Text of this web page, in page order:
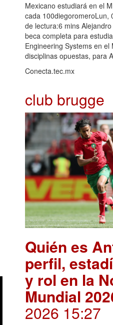
Mexicano estudiará en el
cada 100diegoromeroLun,
de lectura:6 mins
beca completa para
Engineering Systems en
disciplinas opuestas, para
Conecta.tec.mx
club brugge
Quién es
perfil,
y rol en la
Mundial
2026 15:27